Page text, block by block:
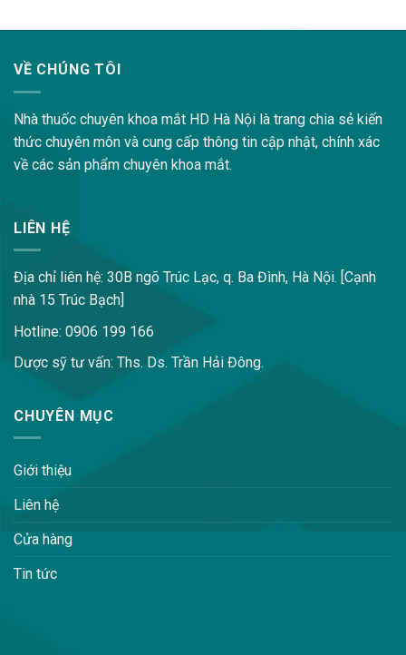
VỀ CHÚNG TÔI
Nhà thuốc chuyên khoa mắt HD Hà Nội là trang chia sẻ kiến
thức chuyên môn và cung cấp thông tin cập nhật, chính xác
về các sản phẩm chuyên khoa mắt.
LIÊN HỆ
Địa chỉ liên hệ: 30B ngõ Trúc Lạc, q. Ba Đình, Hà Nội. [Cạnh
nhà 15 Trúc Bạch]
Hotline: 0906 199 166
Dược sỹ tư vấn: Ths. Ds. Trần Hải Đông.
CHUYÊN MỤC
Giới thiệu
Liên hệ
Cửa hàng
Tin tức